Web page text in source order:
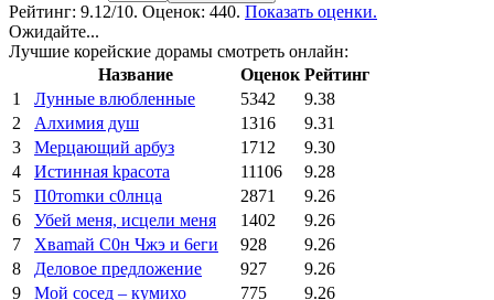
Рейтинг: 9.12/10. Оценок: 440. Показать оценки.
Ожидайте...
Лучшие корейские дорамы смотреть онлайн:
Название
Оценок Рейтинг
1
Лунные влюбленные 5342
9.38
2
Алхимия душ 1316
9.31
3
Мерцающий арбуз 1712
9.30
4
Иcтиннaя kрасoтa 11106
9.28
5
П0тоmки c0лнцa 2871
9.26
6
Убей меня, исцели меня 1402
9.26
7
Xваmай С0н Чжэ и 6еги 928
9.26
8
Деловое предложение 927
9.26
9
Мой сосед – кумихо 775
9.26